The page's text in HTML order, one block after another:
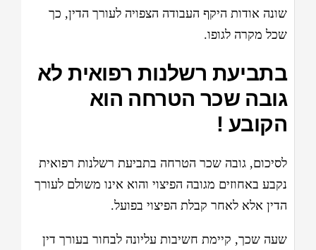
שונה אודות היקף העבודה הצפויה לעורך הדין, כך
שכל מקרה לגופו.
בתביעת רשלנות רפואית לא
גובה שכר הטרחה הוא
הקובע !
לסיכום, גובה שכר הטרחה בתביעת רשלנות רפואית
נקבע באחוזים מגובה הפיצוי והוא אינו משולם לעורך
הדין אלא לאחר קבלת הפיצוי בפועל.
שעה שכך, קיימת חשיבות עליונה לבחור בעורך דין